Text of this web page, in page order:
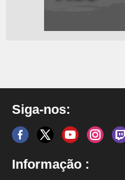
Siga-nos:
Informação :